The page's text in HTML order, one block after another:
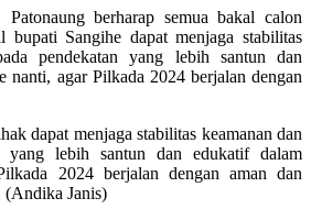
Patonaung berharap semua bakal calon
Sangihe dapat menjaga stabilitas
pendekatan yang lebih santun dan
nanti, agar Pilkada 2024 berjalan dengan
dapat menjaga stabilitas keamanan dan
yang lebih santun dan edukatif dalam
2024 berjalan dengan aman dan
(Andika Janis)